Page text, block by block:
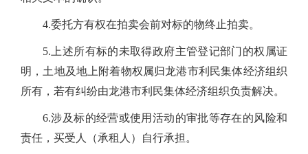
登录 注册 手机版 会员中心
4.委托方有权在拍卖会前对标的物终止拍卖。
5.上述所有标的未取得政府主管登记部门的权属证
明 ， 土地及地上附着物权属归龙港市利民集体经济组织
所有，若有纠纷由龙港市利民集体经济组织负责解决。
6.涉及标的经营或使用活动的审批等存在的风险和
责任，买受人（承租人）自行承担。